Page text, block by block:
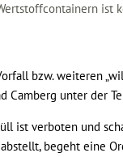
ist
bzw. weiteren
Camberg unter der
ist verboten und
begeht eine